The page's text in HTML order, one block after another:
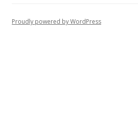
Proudly powered by WordPress